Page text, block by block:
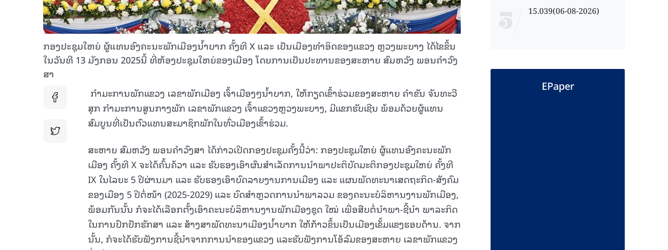
ກອງປະຊຸມໃຫຍ່ ຜູ້ແທນອົງຄະນະພັກເມືອງນໍ້າບາກ ຄັ້ງທີ X ແລະ ເປັນເມືອງທໍາອິດຂອງແຂວງ ຫຼວງພະບາງ ໄດ້ໄຂຂຶ້ນ
ໃນວັນທີ 13 ມັງກອນ 2025ນີ້ ທີ່ຫ້ອງປະຊຸມໃຫຍ່ຂອງເມືອງ ໂດຍການເປັນປະທານຂອງສະຫາຍ ສົມຫວັງ ພອນຄໍາວົງ
ສາ
ກໍາມະການພັກແຂວງ ເລຂາພັກເມືອງ ເຈົ້າເມືອງໆນໍ້າບາກ, ໃຫ້ກຽດເຂົ້າຮ່ວມຂອງສະຫາຍ ຄໍາຂັນ ຈັນທະວີ
ສຸກ ກໍາມະການສູນກາງພັກ ເລຂາພັກແຂວງ ເຈົ້າແຂວງຫຼວງພະບາງ, ມີແຂກຮັບເຊີນ ພ້ອມດ້ວຍຜູ້ແທນ
ສົມບູນທີ່ເປັນຕົວແທນສະມາຊິກພັກໃນທົ່ວເມືອງເຂົ້າຮ່ວມ.
ສະຫາຍ ສົມຫວັງ ພອນຄໍາວົງສາ ໄດ້ກ່າວເປີດກອງປະຊຸມຄັ້ງນີ້ວ່າ: ກອງປະຊຸມໃຫຍ່ ຜູ້ແທນອົງຄະນະພັກ
ເມືອງ ຄັ້ງທີ X ຈະໄດ້ຄົ້ນຄ້ວາ ແລະ ຮັບຮອງເອົາຜົນສໍາເລັດການນໍາພາປະຕິບັດມະຕິກອງປະຊຸມໃຫຍ່ ຄັ້ງທີ
IX ໃນໄລຍະ 5 ປີຜ່ານມາ ແລະ ຮັບຮອງເອົາບົດລາຍງານການເມືອງ ແລະ ແຜນພັດທະນາເສດຖະກິດ-ສັງຄົມ
ຂອງເມືອງ 5 ປີຕໍ່ໜ້າ (2025-2029) ແລະ ບົດສໍາຫຼວດການນໍາພາລວມ ຂອງຄະນະບໍລິຫານງານພັກເມືອງ,
ພ້ອມກັນນັ້ນ ກໍຈະໄດ້ເລືອກຕັ້ງເອົາຄະນະບໍລິຫານງານພັກເມືອງຊຸດ ໃໝ່ ເພື່ອສືບຕໍ່ນໍາພາ-ຊີ້ນໍາ ພາລະກິດ
ໃນການປົກປັກຮັກສາ ແລະ ສ້າງສາພັດທະນາເມືອງນໍ້າບາກ ໃຫ້ກ້າວຂຶ້ນເປັນເມືອງເຂັ້ມແຂງຮອບດ້ານ. ຈາກ
ນັ້ນ, ກໍຈະໄດ້ຮັບຟັງການຊີ້ນໍາຈາກການນໍາຂອງແຂວງ ແລະຮັບຟັງການໂອ້ລົມຂອງສະຫາຍ ເລຂາພັກແຂວງ
15.039(06-08-2026)
EPaper